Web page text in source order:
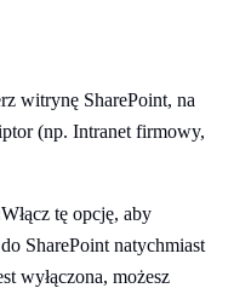
witrynę SharePoint, na
(np. Intranet firmowy,
Włącz tę opcję, aby
SharePoint natychmiast
wyłączona, możesz